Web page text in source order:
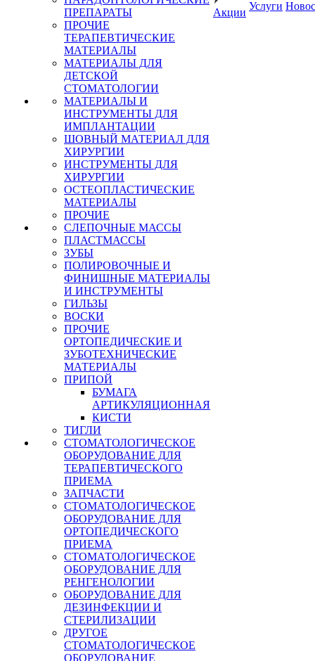
ПРЕПАРАТЫ
ПРОЧИЕ
ТЕРАПЕВТИЧЕСКИЕ
МАТЕРИАЛЫ
МАТЕРИАЛЫ ДЛЯ
ДЕТСКОЙ
СТОМАТОЛОГИИ
МАТЕРИАЛЫ И
ИНСТРУМЕНТЫ ДЛЯ
ИМПЛАНТАЦИИ
ШОВНЫЙ МАТЕРИАЛ ДЛЯ
ХИРУРГИИ
ИНСТРУМЕНТЫ ДЛЯ
ХИРУРГИИ
ОСТЕОПЛАСТИЧЕСКИЕ
МАТЕРИАЛЫ
ПРОЧИЕ
СЛЕПОЧНЫЕ МАССЫ
ПЛАСТМАССЫ
ЗУБЫ
ПОЛИРОВОЧНЫЕ И
ФИНИШНЫЕ МАТЕРИАЛЫ
И ИНСТРУМЕНТЫ
ГИЛЬЗЫ
ВОСКИ
ПРОЧИЕ
ОРТОПЕДИЧЕСКИЕ И
ЗУБОТЕХНИЧЕСКИЕ
МАТЕРИАЛЫ
ПРИПОЙ
БУМАГА
АРТИКУЛЯЦИОННАЯ
КИСТИ
ТИГЛИ
СТОМАТОЛОГИЧЕСКОЕ
ОБОРУДОВАНИЕ ДЛЯ
ТЕРАПЕВТИЧЕСКОГО
ПРИЕМА
ЗАПЧАСТИ
СТОМАТОЛОГИЧЕСКОЕ
ОБОРУДОВАНИЕ ДЛЯ
ОРТОПЕДИЧЕСКОГО
ПРИЕМА
СТОМАТОЛОГИЧЕСКОЕ
ОБОРУДОВАНИЕ ДЛЯ
РЕНГЕНОЛОГИИ
ОБОРУДОВАНИЕ ДЛЯ
ДЕЗИНФЕКЦИИ И
СТЕРИЛИЗАЦИИ
ДРУГОЕ
СТОМАТОЛОГИЧЕСКОЕ
ОБОРУДОВАНИЕ
Акции
Услуги